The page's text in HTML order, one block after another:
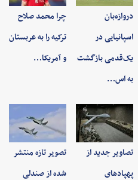
دروازه‌بان
اسپانیایی در
یک‌قدمی بازگشت
به اس…
چرا محمد صلاح
ترکیه را به عربستان
و آمریکا…
تصاویر جدید از
پهپادهای
تصویر تازه منتشر
شده از صندلی